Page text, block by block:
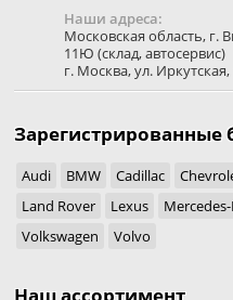
Наши адреса:
Московская область, г.
11Ю (склад, автосервис)
г. Москва,ул. Иркутская,
Зарегистрированные
Audi BMW Cadillac
Land Rover
Lexus
Volkswagen
Volvo